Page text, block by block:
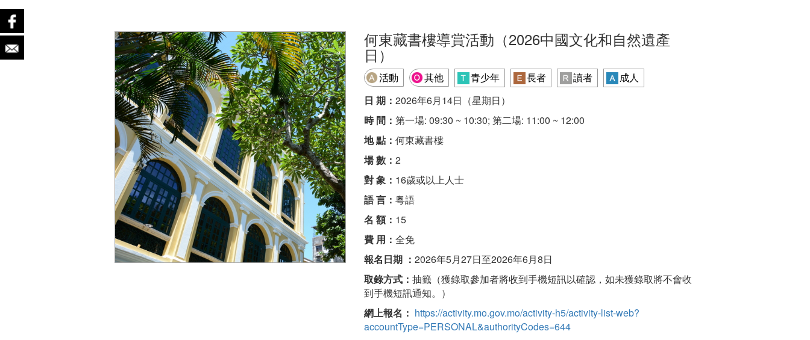
何東藏書樓導賞活動（2026中國文化和自然遺產
日）
活動 其他 青少年 長者 讀者
成人
日 期：2026年6月14日（星期日）
時 間：第一場: 09:30 ~ 10:30; 第二場: 11:00 ~ 12:00
地 點：何東藏書樓
場 數：2
對 象： 16歲或以上人士
語 言：粵語
名 額： 15
費 用：全免
報名日期 ：2026年5月27日至2026年6月8日
取錄方式：抽籤（獲錄取參加者將收到手機短訊以確認，如未獲錄取將不會收
到手機短訊通知。）
網上報名： https://activity.mo.gov.mo/activity-h5/activity-list-web?
accountType=PERSONAL&authorityCodes=644